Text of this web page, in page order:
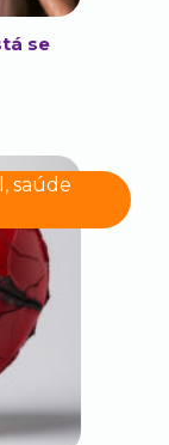
se
, saúde